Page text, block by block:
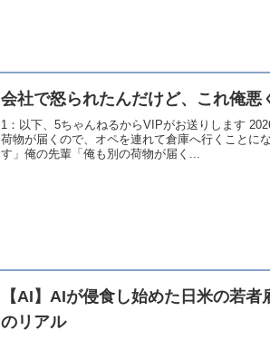
会社で怒られたんだけど、これ俺悪
1：以下、5ちゃんねるからVIPがお送りします
荷物が届くので、オペを連れて倉庫へ行くことに
す」俺の先輩「俺も別の荷物が届く...
【AI】AIが侵食し始めた日米の若
のリアル